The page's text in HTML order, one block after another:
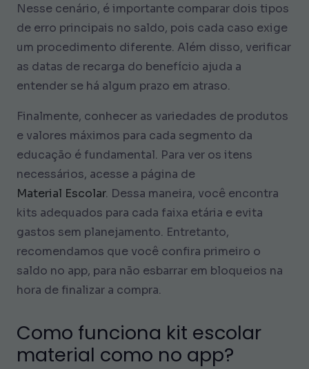
Nesse cenário, é importante comparar dois tipos
de erro principais no saldo, pois cada caso exige
um procedimento diferente. Além disso, verificar
as datas de recarga do benefício ajuda a
entender se há algum prazo em atraso.
Finalmente, conhecer as variedades de produtos
e valores máximos para cada segmento da
educação é fundamental. Para ver os itens
necessários, acesse a página de
Material Escolar. Dessa maneira, você encontra
kits adequados para cada faixa etária e evita
gastos sem planejamento. Entretanto,
recomendamos que você confira primeiro o
saldo no app, para não esbarrar em bloqueios na
hora de finalizar a compra.
Como funciona kit escolar
material como no app?